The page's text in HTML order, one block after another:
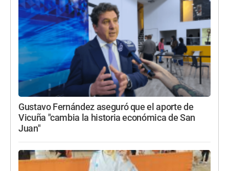
Gustavo Fernández aseguró que el aporte de
Vicuña "cambia la historia económica de San
Juan"